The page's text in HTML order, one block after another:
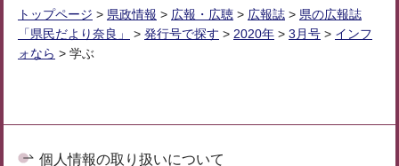
トップページ > 県政情報 > 広報・広聴 > 広報誌 > 県の広報誌
「県民だより奈良」
> 発行号で探す > 2020年 > 3月号 > インフ
ォなら > 学ぶ
個人情報の取り扱いについて